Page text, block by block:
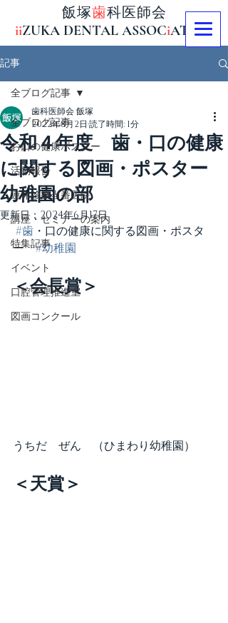
飯塚歯科医師会
iiZUKA DENTAL ASSOCiAT ON
記事
全ブログ記事
お口の健康ポスター
活動報告
連休診療当番医院
講座・セミナーの案内
特集記事
イベント
口腔管理推進室
図画コンクール
全ブログ記事
令和４年度 歯・口の健康
に関する図画・ポスター
幼稚園の部
歯科医師会 飯塚
2022年8月2日 読了時間: 1分
更新日： 2024年6月17日
#歯 ・口の健康に関する図画・ポスタ
ー #幼稚園
＜会長賞＞
うちだ　ぜん　（ひまわり幼稚園）
＜天賞＞